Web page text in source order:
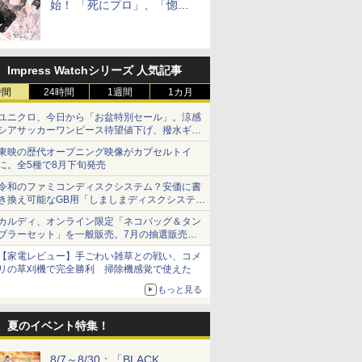
始！ 「死にプロ」、「惚れ
Impress Watchシリーズ 人気記事
24時間 1週間 1カ月
ニクロ、今日から「お盆特別セール」。涼感
アサッカーワンピース待望値下げ、撥水ギア
ョーツは1990円に
映の歴代オープニング映像がカプセルトイ
。全5種で8月下旬発売
和のファミコンディスクシステム？安価に書
換え可能なGB用「しましまディスクシステ
」
ルディ、オンライン限定「ネコバッグ＆タン
ラーセット」を一般販売。7月の抽選販売の
選無効分
家電レビュー】手ごわい雑草との戦い、コメ
の草刈機で完全勝利 掃除機感覚で使えた
もっと見る
夏のイベント特集！